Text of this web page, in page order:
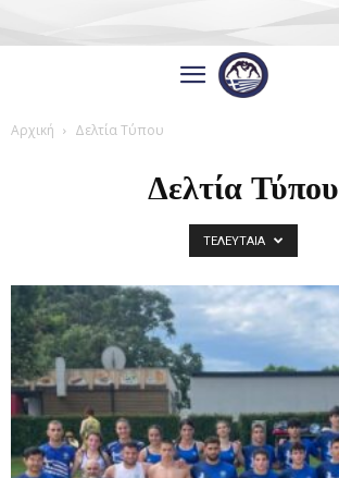
Αρχική Δελτία Τύπου
Δελτία Τύπου
ΤΕΛΕΥΤΑΙΑ